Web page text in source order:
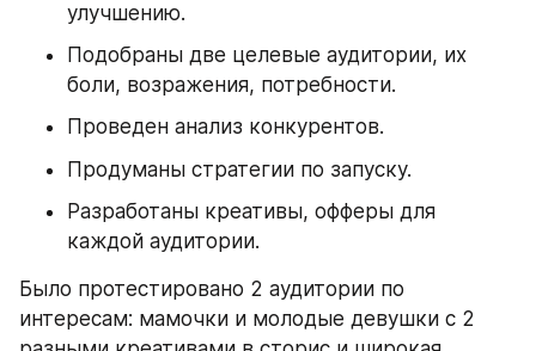
улучшению.
Подобраны две целевые аудитории, их
боли, возражения, потребности.
Проведен анализ конкурентов.
Продуманы стратегии по запуску.
Разработаны креативы, офферы для
каждой аудитории.
Было протестировано 2 аудитории по
интересам: мамочки и молодые девушки с 2